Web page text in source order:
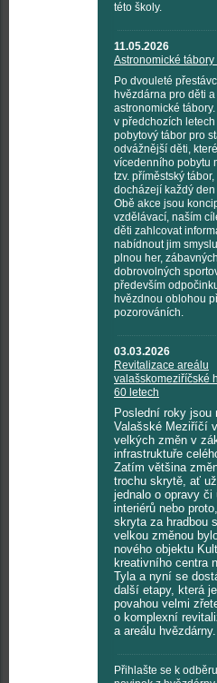
této školy.
11.05.2026
Astronomické tábory
Po dvouleté
hvězdárna pro děti
astronomické
v předchozích
pobytový tábor pro
odvážnější děti,
vícedenního pobytu
tzv. příměstský
docházejí každý
Obě akce jsou
vzdělávací, naším
děti zahlcovat
nabídnout jim
plnou her,
dobrovolných
především
hvězdnou oblohou
pozorováních.
03.03.2026
Revitalizace areálu
valašskomeziříčské
60 letech
Poslední roky jsou
Valašské Meziříčí
velkých změn v
infrastruktuře
Zatím většina
trochu skrytě, ať
jednalo o opravy či
interiérů nebo
skryta za hradbou
velkou změnou
nového objektu
kreativního centra
Tyla a nyní se
další etapy, která
povahou velmi
o komplexní
a areálu hvězdárny.
Přihlašte se k